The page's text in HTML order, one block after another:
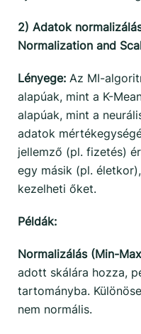
2) Adatok
Normalization and
Lényege: Az MI-
alapúak, mint a K-
alapúak, mint a
adatok
jellemző (pl. fizetés)
egy másik (pl.
kezelheti őket.
Példák:
Normalizálás (Min-
adott skálára hozza,
tartományba.
nem normális.